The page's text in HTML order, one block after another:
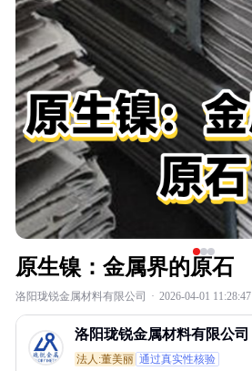
原生镍：金属界的原石
洛阳珑锐金属材料有限公司 · 2026-04-01 11:28:47
洛阳珑锐金属材料有限公司
法人:董美丽 通过真实性核验